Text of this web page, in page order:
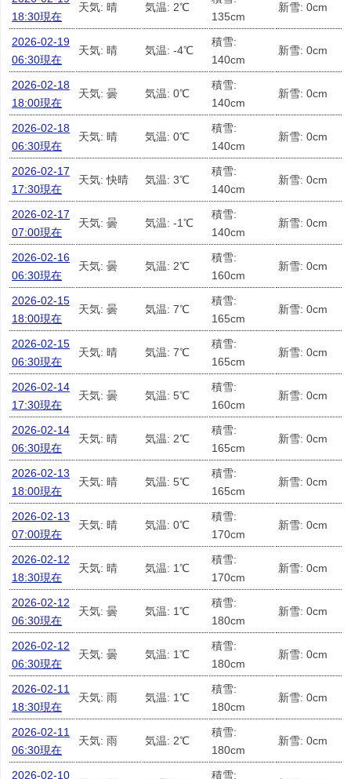
18:30現在
天気: 晴 気温: 2℃
135cm
新雪: 0cm
2026-02-19
06:30現在
天気: 晴 気温: -4℃
積雪:
140cm
新雪: 0cm
2026-02-18
18:00現在
天気: 曇 気温: 0℃
積雪:
140cm
新雪: 0cm
2026-02-18
06:30現在
天気: 晴 気温: 0℃
積雪:
140cm
新雪: 0cm
2026-02-17
17:30現在
天気: 快晴 気温: 3℃
積雪:
140cm
新雪: 0cm
2026-02-17
07:00現在
天気: 曇 気温: -1℃
積雪:
140cm
新雪: 0cm
2026-02-16
06:30現在
天気: 曇 気温: 2℃
積雪:
160cm
新雪: 0cm
2026-02-15
18:00現在
天気: 曇 気温: 7℃
積雪:
165cm
新雪: 0cm
2026-02-15
06:30現在
天気: 晴 気温: 7℃
積雪:
165cm
新雪: 0cm
2026-02-14
17:30現在
天気: 曇 気温: 5℃
積雪:
160cm
新雪: 0cm
2026-02-14
06:30現在
天気: 晴 気温: 2℃
積雪:
165cm
新雪: 0cm
2026-02-13
18:00現在
天気: 晴 気温: 5℃
積雪:
165cm
新雪: 0cm
2026-02-13
07:00現在
天気: 晴 気温: 0℃
積雪:
170cm
新雪: 0cm
2026-02-12
18:30現在
天気: 晴 気温: 1℃
積雪:
170cm
新雪: 0cm
2026-02-12
06:30現在
天気: 曇 気温: 1℃
積雪:
180cm
新雪: 0cm
2026-02-12
06:30現在
天気: 曇 気温: 1℃
積雪:
180cm
新雪: 0cm
2026-02-11
18:30現在
天気: 雨 気温: 1℃
積雪:
180cm
新雪: 0cm
2026-02-11
06:30現在
天気: 雨 気温: 2℃
積雪:
180cm
新雪: 0cm
2026-02-10
積雪: